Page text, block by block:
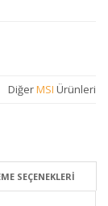
DiğerMSI Ürünleri
SEÇENEKLERI